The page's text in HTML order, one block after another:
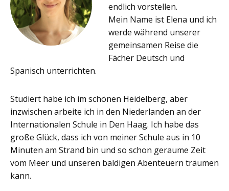
endlich vorstellen.
Mein Name ist Elena und ich
werde während unserer
gemeinsamen Reise die
Fächer Deutsch und
Spanisch unterrichten.
Studiert habe ich im schönen Heidelberg, aber
inzwischen arbeite ich in den Niederlan­den an der
Internationalen Schule in Den Haag. Ich habe das
große Glück, dass ich von meiner Schule aus in 10
Minuten am Strand bin und so schon geraume Zeit
vom Meer und unseren baldigen Abenteuern träumen
kann.